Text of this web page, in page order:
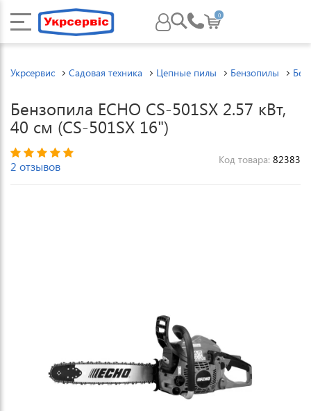
0
Укрсервис Садовая техника Цепные пилы Бензопилы
Бензопила ECHO CS-501SX 2.57 кВт,
40 см (CS-501SX 16")
2 отзывов Код товара: 82383